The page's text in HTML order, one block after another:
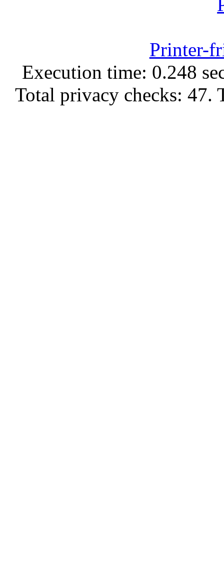
Printer-
Execution time: 0.248
Total privacy checks: 47.